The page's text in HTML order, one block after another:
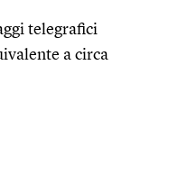
telegrafici
a circa